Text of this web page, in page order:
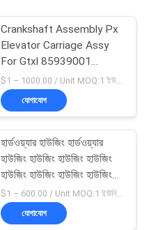
Crankshaft Assembly Px
Elevator Carriage Assy
For Gtxl 85939001
এইচটিএক্সএল 85939001 এর
জন্য ক্র্যাঙ্কশ্যাফ্ট সমাবেশ
যোগাযোগ
হার্ডওয়্যার হাউজিং হার্ডওয়্যার
হাউজিং হাউজিং হাউজিং হাউজিং
হাউজিং হাউজিং হাউজিং হাউজিং
হাউজিং হাউজিং হাউজিং হাউজিং
হাউজিং হাউজিং হাউজিং হাউজিং
হাউজিং হাউজিং হাউজিং হাউজিং
$1 – 600.00 / Unit MOQ:1 ইউনিট/ইউনিট অবহেলিত
যোগাযোগ